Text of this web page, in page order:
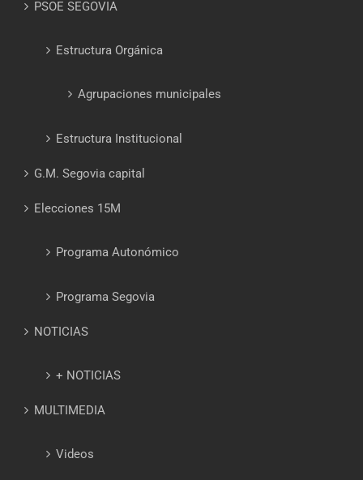
PSOE SEGOVIA
Estructura Orgánica
Agrupaciones municipales
Estructura Institucional
G.M. Segovia capital
Elecciones 15M
Programa Autonómico
Programa Segovia
NOTICIAS
+ NOTICIAS
MULTIMEDIA
Videos